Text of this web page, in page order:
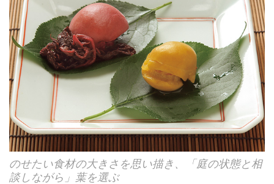
のせたい食材の大きさを思い描き、「庭の状態と相
談しながら」葉を選ぶ